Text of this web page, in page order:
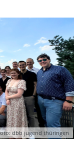
dbb jugend thüringen